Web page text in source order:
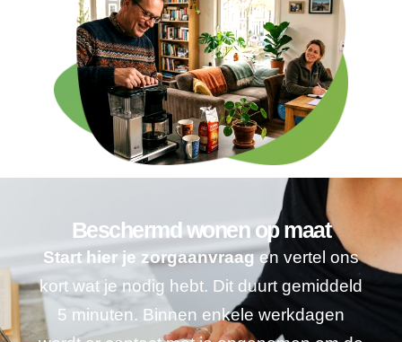
Beschermd wonen op maat
Start hier je zorgaanvraagen vertel ons
kort wat je nodig hebt. Dit duurt gemiddeld
5 minuten. Binnen enkele werkdagen